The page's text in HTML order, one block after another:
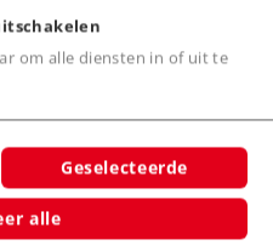
om alle diensten in of uit te
Geselecteerde
alle